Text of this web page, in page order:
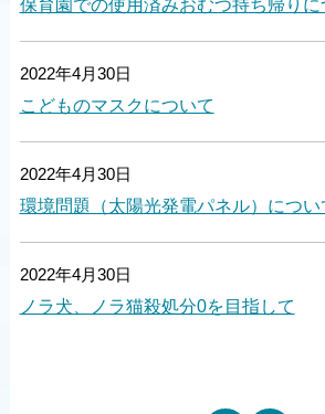
保育園での使用済みおむつ持ち帰りに
2022年4月30日
こどものマスクについて
2022年4月30日
環境問題（太陽光発電パネル）につい
2022年4月30日
ノラ犬、ノラ猫殺処分0を目指して